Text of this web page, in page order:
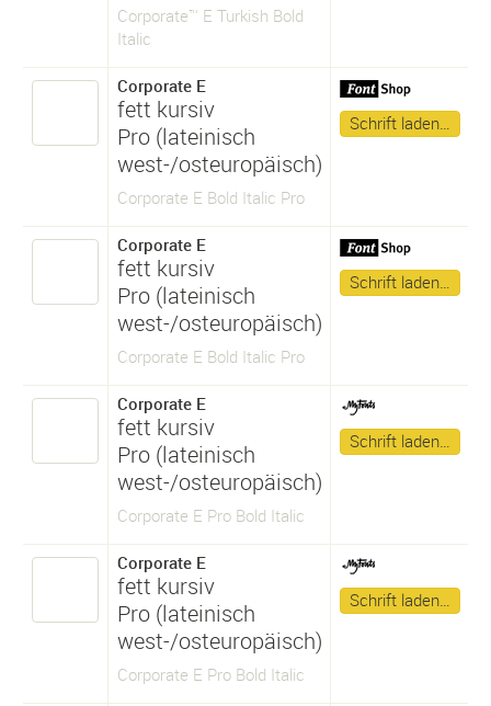
Corporate™ E Turkish Bold
Italic
Corporate E
fett kursiv
Pro (lateinisch
west-/osteuropäisch)
Corporate E Bold Italic Pro
Schrift laden…
Corporate E
fett kursiv
Pro (lateinisch
west-/osteuropäisch)
Corporate E Bold Italic Pro
Schrift laden…
Corporate E
fett kursiv
Pro (lateinisch
west-/osteuropäisch)
Corporate E Pro Bold Italic
Schrift laden…
Corporate E
fett kursiv
Pro (lateinisch
west-/osteuropäisch)
Corporate E Pro Bold Italic
Schrift laden…